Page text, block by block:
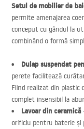
Setul de mobilier de
permite amenajarea
conceput cu gândul la
combinând o formă
Dulap suspendat
perete facilitează
Fiind realizat din plastic
complet insensibil la
Lavoar din ceramică
orificiu pentru baterie și